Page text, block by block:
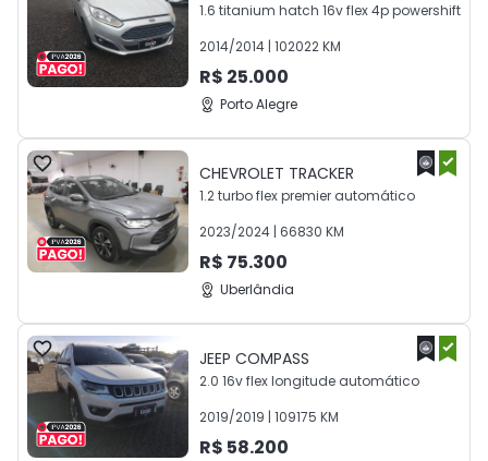
1.6 titanium hatch 16v flex 4p powershift
2014/2014 | 102022KM
R$ 25.000
Porto Alegre
CHEVROLET TRACKER
1.2 turbo flex premier automático
2023/2024 | 66830 KM
R$ 75.300
Uberlândia
JEEP COMPASS
2.0 16v flex longitude automático
2019/2019 | 109175 KM
R$ 58.200